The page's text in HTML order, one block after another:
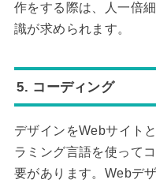
作をする際は、人一倍
識が求められます。
5. コーディング
デザインをWebサイト
ラミング言語を使って
要があります。Webデ